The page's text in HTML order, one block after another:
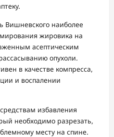
Вишневского наиболее
жировика на
асептическим
опухоли.
в качестве компресса,
и воспалении
избавления
необходимо разрезать,
месту на спине.